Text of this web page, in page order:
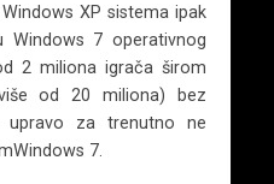
XP sistema ipak
Windows 7 operativnog
2 miliona igrača širom
od 20 miliona) bez
upravo za trenutno ne
7.